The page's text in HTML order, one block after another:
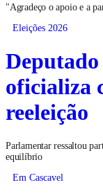
"Agradeço o apoio e a
Eleições 2026
oficializa
reeleição
Parlamentar ressaltou
equilíbrio
Em Cascavel